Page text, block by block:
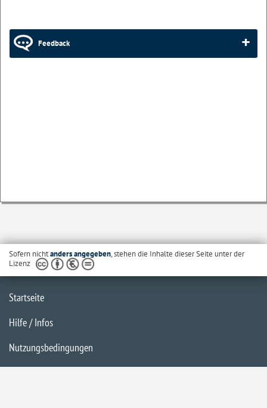
Feedback
Sofern nichtanders angegeben, stehen die Inhalte dieser Seite unter der
Lizenz
Startseite
Hilfe / Infos
Nutzungsbedingungen